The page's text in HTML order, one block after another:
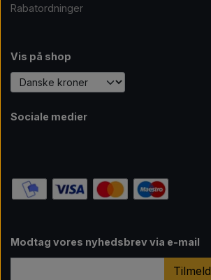
Rabatordninger
Vis på shop
Sociale medier
Modtag vores nyhedsbrev via e-mail
Tilmeld